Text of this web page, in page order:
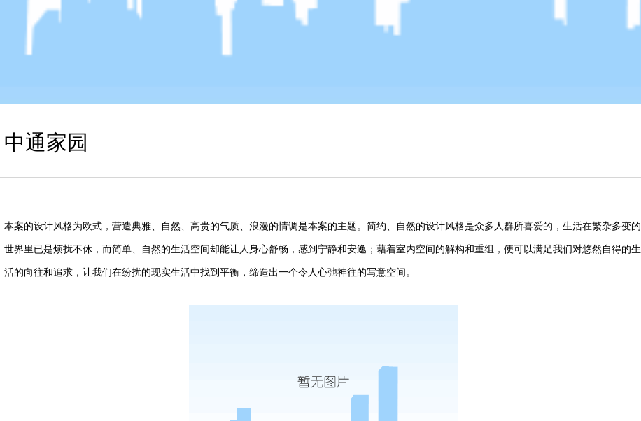
中通家园
本案的设计风格为欧式，营造典雅、自然、高贵的气质、浪漫的情调是本案的主题。简约、自然的设计风格是众多人群所喜爱的，生活在繁杂多变的
世界里已是烦扰不休，而简单、自然的生活空间却能让人身心舒畅，感到宁静和安逸；藉着室内空间的解构和重组，便可以满足我们对悠然自得的生
活的向往和追求，让我们在纷扰的现实生活中找到平衡，缔造出一个令人心弛神往的写意空间。